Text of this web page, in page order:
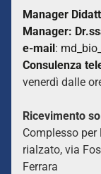
Manager
Manager:
e-mail:
Consulenza
venerdì dalle
Ricevimento
Complesso per
rialzato, via
Ferrara